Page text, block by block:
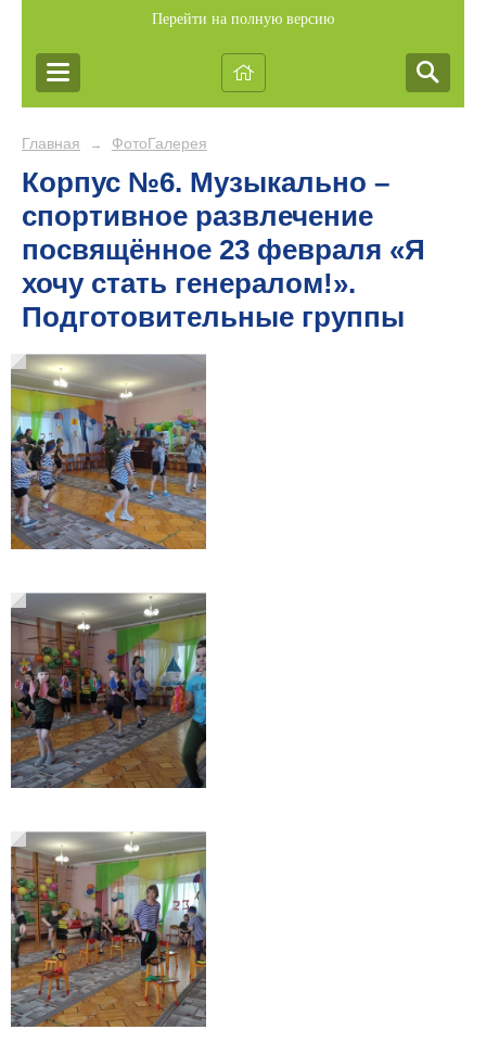
Перейти на полную версию
Главная → ФотоГалерея
Корпус №6. Музыкально –
спортивное развлечение
посвящённое 23 февраля «Я
хочу стать генералом!».
Подготовительные группы